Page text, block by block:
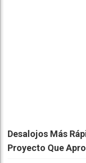
Desalojos Más
Proyecto Que